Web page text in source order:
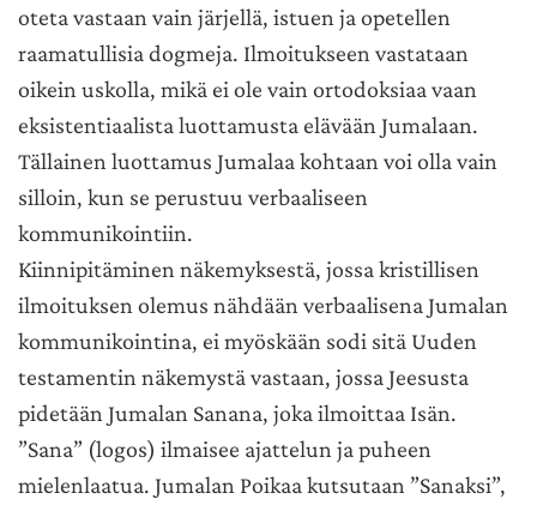
oteta vastaan vain järjellä, istuen ja opetellen
raamatullisia dogmeja. Ilmoitukseen vastataan
oikein uskolla, mikä ei ole vain ortodoksiaa vaan
eksistentiaalista luottamusta elävään Jumalaan.
Tällainen luottamus Jumalaa kohtaan voi olla vain
silloin, kun se perustuu verbaaliseen
kommunikointiin.
Kiinnipitäminen näkemyksestä, jossa kristillisen
ilmoituksen olemus nähdään verbaalisena Jumalan
kommunikointina, ei myöskään sodi sitä Uuden
testamentin näkemystä vastaan, jossa Jeesusta
pidetään Jumalan Sanana, joka ilmoittaa Isän.
”Sana” (logos) ilmaisee ajattelun ja puheen
mielenlaatua. Jumalan Poikaa kutsutaan ”Sanaksi”,